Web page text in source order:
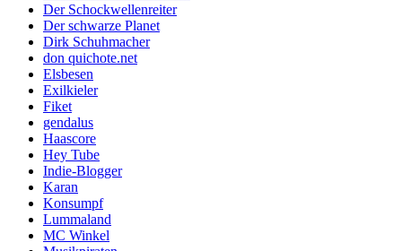
Der Schockwellenreiter
Der schwarze Planet
Dirk Schuhmacher
don quichote.net
Elsbesen
Exilkieler
Fiket
gendalus
Haascore
Hey Tube
Indie-Blogger
Karan
Konsumpf
Lummaland
MC Winkel